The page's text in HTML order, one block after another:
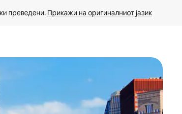
преведени. Прикажи на оригиналниот јазик